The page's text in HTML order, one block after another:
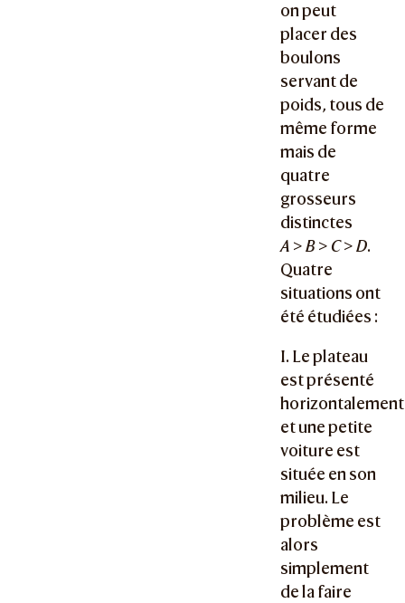
on peut
placer des
boulons
servant de
poids, tous de
même forme
mais de
quatre
grosseurs
distinctes
A >B> C>D.
Quatre
situations ont
été étudiées :
I. Le plateau
est présenté
horizontalement
et une petite
voiture est
située en son
milieu. Le
problème est
alors
simplement
de la faire